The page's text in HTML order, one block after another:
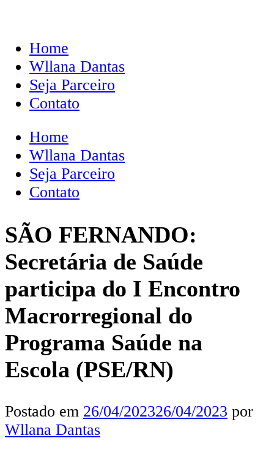
Home
Wllana Dantas
Seja Parceiro
Contato
Home
Wllana Dantas
Seja Parceiro
Contato
SÃO FERNANDO:
Secretária de Saúde
participa do I Encontro
Macrorregional do
Programa Saúde na
Escola (PSE/RN)
Postado em 26/04/202326/04/2023 por
Wllana Dantas